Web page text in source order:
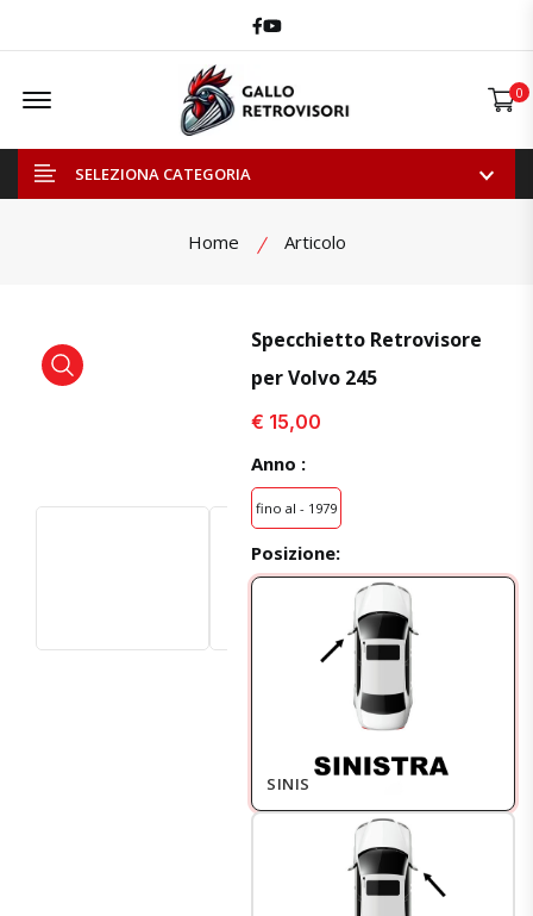
Facebook
Youtube
Offcanvas Menu Open 0
SELEZIONA CATEGORIA
Home Articolo
visualizza prodotto visualizza prodotto
Specchietto Retrovisore
per Volvo 245
€ 15,00
Anno :
fino al - 1979
Posizione:
SINISTRO